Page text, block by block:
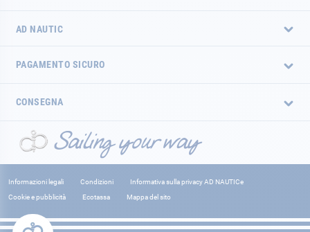
AD NAUTIC
PAGAMENTO SICURO
CONSEGNA
Informazioni legali Condizioni
Informativa sulla privacy AD NAUTICe
Cookie e pubblicità
Ecotassa Mappa del sito